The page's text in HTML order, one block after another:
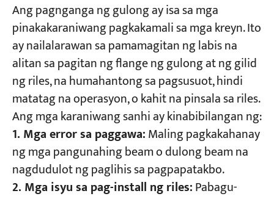
Ang pagnganga ng gulong ay isa sa mga
pinakakaraniwang pagkakamali sa mga kreyn. Ito
ay nailalarawan sa pamamagitan ng labis na
alitan sa pagitan ng flange ng gulong at ng gilid
ng riles, na humahantong sa pagsusuot, hindi
matatag na operasyon, o kahit na pinsala sa riles.
Ang mga karaniwang sanhi ay kinabibilangan ng:
1. Mga error sa paggawa:Maling pagkakahanay
ng mga pangunahing beam o dulong beam na
nagdudulot ng paglihis sa pagpapatakbo.
2. Mga isyu sa pag-install ng riles:Pabagu-